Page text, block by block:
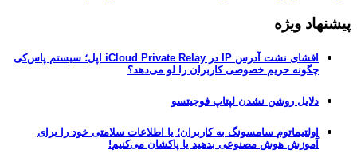
پیشنهاد ویژه
افشای نشت آدرس IP در iCloud Private Relay اپل؛ سیستم پاس‌کی
چگونه حریم خصوصی کاربران را لو می‌دهد؟
دلایل روشن نشدن لپتاپ فوجیتسو
اولتیماتوم سامسونگ به کاربران؛ یا اطلاعات سلامتی خود را برای
آموزش هوش مصنوعی بدهید یا پاکشان می‌کنیم!